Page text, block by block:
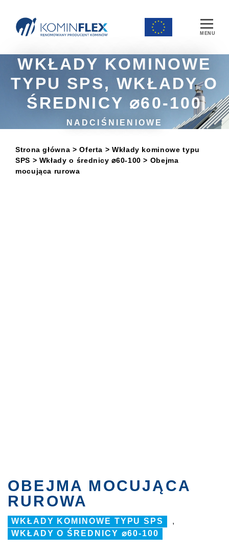
Main Navigation
WKŁADY KOMINOWE
TYPU SPS, WKŁADY O
ŚREDNICY ⌀60-100
NADCIŚNIENIOWE
Strona główna > Oferta >Wkłady kominowe typu
SPS > Wkłady o średnicy ⌀60-100 > Obejma
mocująca rurowa
OBEJMA MOCUJĄCA
RUROWA
WKŁADY KOMINOWE TYPU SPS
,
WKŁADY O ŚREDNICY ⌀60-100